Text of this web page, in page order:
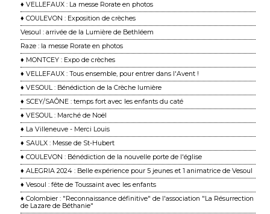
♦ VELLEFAUX : La messe Rorate en photos
♦ COULEVON : Exposition de crèches
Vesoul : arrivée de la Lumière de Bethléem
Raze : la messe Rorate en photos
♦ MONTCEY : Expo de crèches
♦ VELLEFAUX : Tous ensemble, pour entrer dans l'Avent !
♦ VESOUL : Bénédiction de la Crèche lumière
♦ SCEY/SAÔNE : temps fort avec les enfants du caté
♦ VESOUL : Marché de Noël
♦ La Villeneuve - Merci Louis
♦ SAULX : Messe de St-Hubert
♦ COULEVON : Bénédiction de la nouvelle porte de l'église
♦ ALEGRIA 2024 : Belle expérience pour 5 jeunes et 1 animatrice de Vesoul
♦ Vesoul : fête de Toussaint avec les enfants
♦ Colombier : "Reconnaissance définitive" de l'association "La Résurrection
de Lazare de Béthanie"